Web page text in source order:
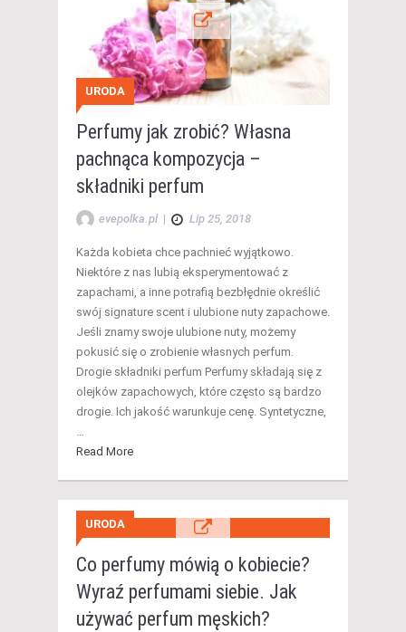
URODA
Perfumy jak zrobić? Własna
pachnąca kompozycja –
składniki perfum
evepolka.pl | Lip 25, 2018
Każda kobieta chce pachnieć wyjątkowo.
Niektóre z nas lubią eksperymentować z
zapachami, a inne potrafią bezbłędnie określić
swój signature scent i ulubione nuty zapachowe.
Jeśli znamy swoje ulubione nuty, możemy
pokusić się o zrobienie własnych perfum.
Drogie składniki perfum Perfumy składają się z
olejków zapachowych, które często są bardzo
drogie. Ich jakość warunkuje cenę. Syntetyczne,
Read More
URODA
Co perfumy mówią o kobiecie?
Wyraź perfumami siebie. Jak
używać perfum męskich?